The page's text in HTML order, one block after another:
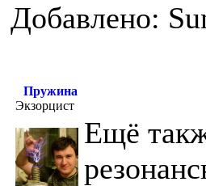
Добавлено:
Пружина
Экзорцист
Ещё